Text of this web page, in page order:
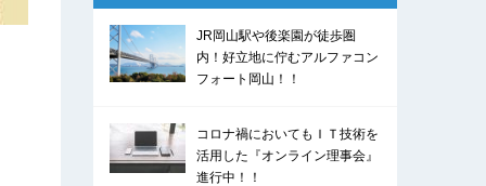
JR岡山駅や後楽園が徒歩圏
内！好立地に佇むアルファコン
フォート岡山！！
コロナ禍においてもＩＴ技術を
活用した『オンライン理事会』
進行中！！